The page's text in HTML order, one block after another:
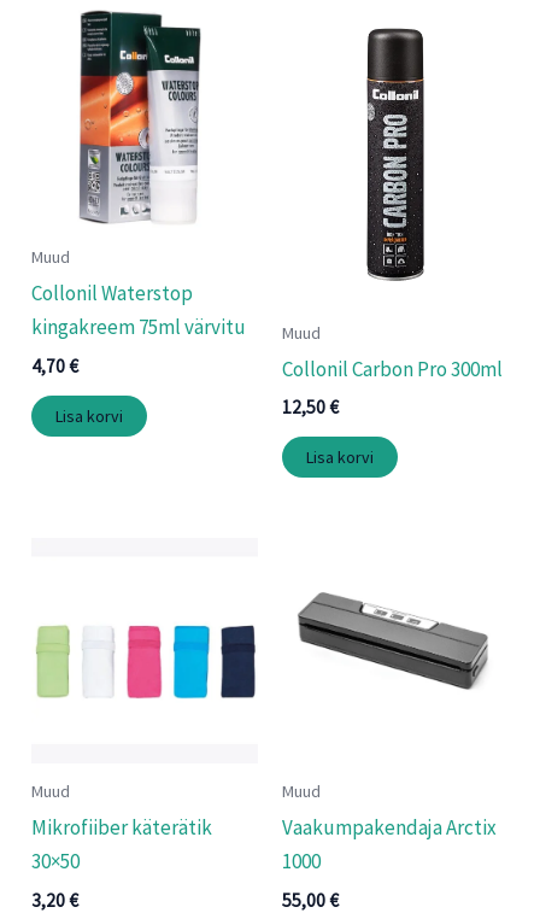
Muud
Collonil Waterstop
kingakreem 75ml värvitu
4,70€
Lisa korvi
Muud
Collonil Carbon Pro 300ml
12,50€
Lisa korvi
Muud
Mikrofiiber käterätik
30×50
3,20€
Muud
Vaakumpakendaja Arctix
1000
55,00€